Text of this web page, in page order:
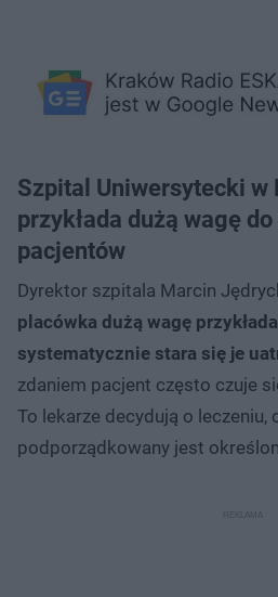
Szpital Uniwersytecki w
przykłada dużą wagę
pacjentów
Dyrektor szpitala Marcin
placówka dużą wagę
systematycznie stara się je
zdaniem pacjent często czuje
To lekarze decydują o leczeniu,
podporządkowany jest